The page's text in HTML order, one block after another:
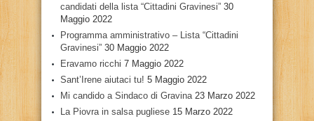
candidati della lista “Cittadini Gravinesi” 30
Maggio 2022
Programma amministrativo – Lista “Cittadini
Gravinesi” 30 Maggio 2022
Eravamo ricchi 7 Maggio 2022
Sant’Irene aiutaci tu! 5 Maggio 2022
Mi candido a Sindaco di Gravina 23 Marzo 2022
La Piovra in salsa pugliese 15 Marzo 2022